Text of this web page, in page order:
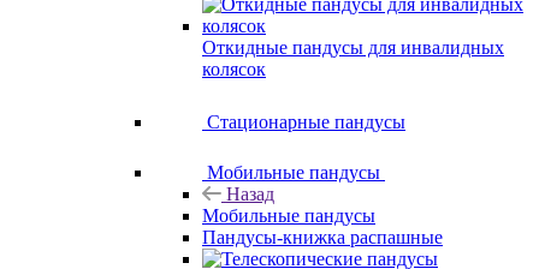
Откидные пандусы для инвалидных
колясок
Стационарные пандусы
Мобильные пандусы
Назад
Мобильные пандусы
Пандусы-книжка распашные